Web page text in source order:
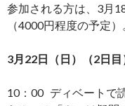
参加される方は、3月
（4000円程度の予定）
3月22日（日）（2日目
10：00 ディベートで